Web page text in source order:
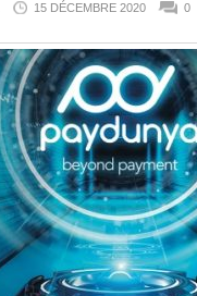
15 DÉCEMBRE 2020 0